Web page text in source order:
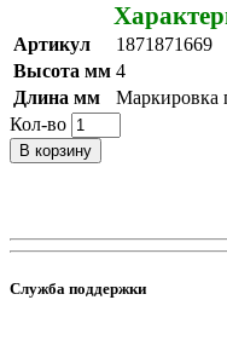
Артикул
1871871669
Высота мм 4
Длина мм
Маркировка
Кол-во
В корзину
Служба поддержки